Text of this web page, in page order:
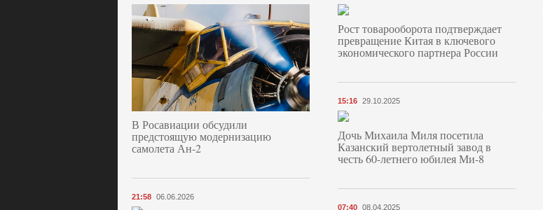
В Росавиации обсудили
предстоящую модернизацию
самолета Ан-2
21:58 06.06.2026
Рост товарооборота подтверждает
превращение Китая в ключевого
экономического партнера России
15:16 29.10.2025
Дочь Михаила Миля посетила
Казанский вертолетный завод в
честь 60-летнего юбилея Ми-8
07:40 08.04.2025